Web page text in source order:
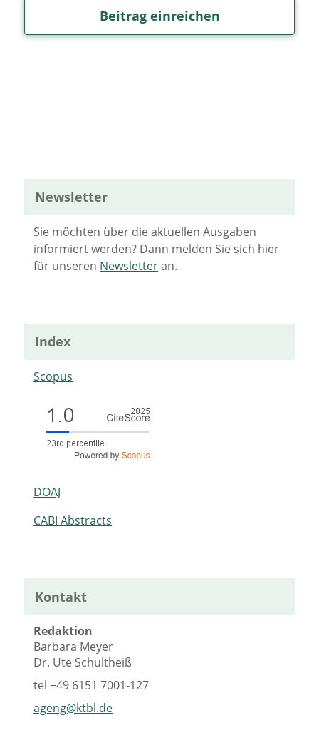
Beitrag einreichen
Newsletter
Sie möchten über die aktuellen Ausgaben
informiert werden? Dann melden Sie sich hier
für unseren Newsletteran.
Index
Scopus
DOAJ
CABI Abstracts
Kontakt
Redaktion
Barbara Meyer
Dr. Ute Schultheiß
tel+49 6151 7001-127
ageng@ktbl.de